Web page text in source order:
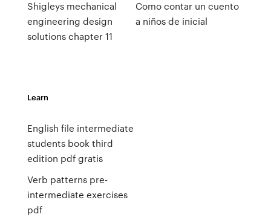
Shigleys mechanical
engineering design
solutions chapter 11
Como contar un cuento
a niños de inicial
Learn
English file intermediate
students book third
edition pdf gratis
Verb patterns pre-
intermediate exercises
pdf